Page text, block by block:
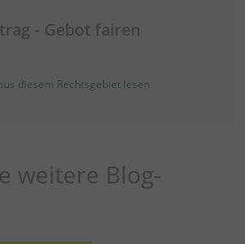
- Gebot fairen
diesem Rechtsgebiet lesen
weitere Blog-